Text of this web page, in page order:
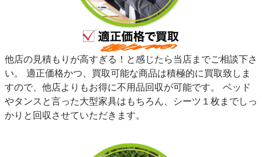
他店の見積もりが高すぎる！と感じたら当店までご相談下さ
い。 適正価格かつ、買取可能な商品は積極的に買取致しま
すので、他店よりもお得に不用品回収が可能です。 ベッド
やタンスと言った大型家具はもちろん、シーツ１枚までしっ
かりと回収させていただきます。